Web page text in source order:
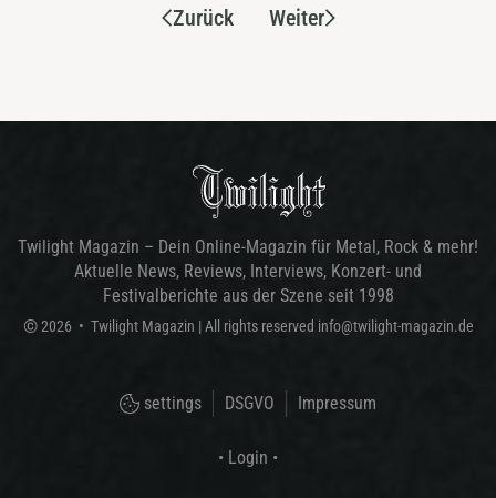
Zurück Weiter
Twilight Magazin – Dein Online-Magazin für Metal, Rock & mehr!
Aktuelle News, Reviews, Interviews, Konzert- und
Festivalberichte aus der Szene seit 1998
© 2026 • Twilight Magazin | All rights reserved info@twilight-magazin.de
settings DSGVO Impressum
• Login •